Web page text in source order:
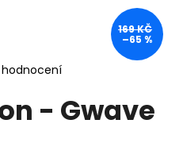
- Gwave
169 KČ
–65 %